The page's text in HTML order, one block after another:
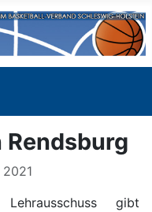
Rendsburg
gibt